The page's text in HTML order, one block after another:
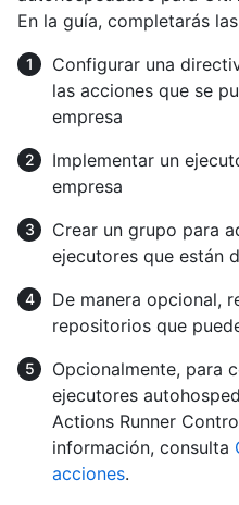
En la guía, completarás
Configurar una
las acciones que se
empresa
Implementar un
empresa
Crear un grupo para
ejecutores que están
De manera opcional,
repositorios que
Opcionalmente, para
ejecutores
Actions Runner
información, consulta
acciones.